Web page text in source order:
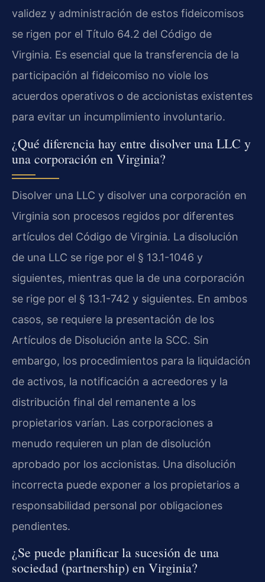
validez y administración de estos fideicomisos
se rigen por el Título 64.2 del Código de
Virginia. Es esencial que la transferencia de la
participación al fideicomiso no viole los
acuerdos operativos o de accionistas existentes
para evitar un incumplimiento involuntario.
¿Qué diferencia hay entre disolver una LLC y
una corporación en Virginia?
Disolver una LLC y disolver una corporación en
Virginia son procesos regidos por diferentes
artículos del Código de Virginia. La disolución
de una LLC se rige por el § 13.1-1046 y
siguientes, mientras que la de una corporación
se rige por el § 13.1-742 y siguientes. En ambos
casos, se requiere la presentación de los
Artículos de Disolución ante la SCC. Sin
embargo, los procedimientos para la liquidación
de activos, la notificación a acreedores y la
distribución final del remanente a los
propietarios varían. Las corporaciones a
menudo requieren un plan de disolución
aprobado por los accionistas. Una disolución
incorrecta puede exponer a los propietarios a
responsabilidad personal por obligaciones
pendientes.
¿Se puede planificar la sucesión de una
sociedad (partnership) en Virginia?